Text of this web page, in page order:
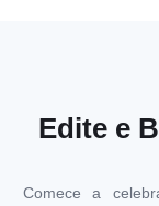
Edite e
Comece a